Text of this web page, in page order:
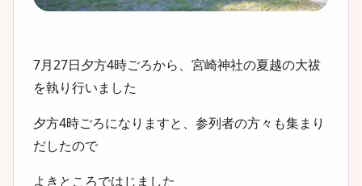
7月27日夕方4時ごろから、宮崎神社の夏越の大祓
を執り行いました
夕方4時ごろになりますと、参列者の方々も集まり
だしたので
よきところではじました